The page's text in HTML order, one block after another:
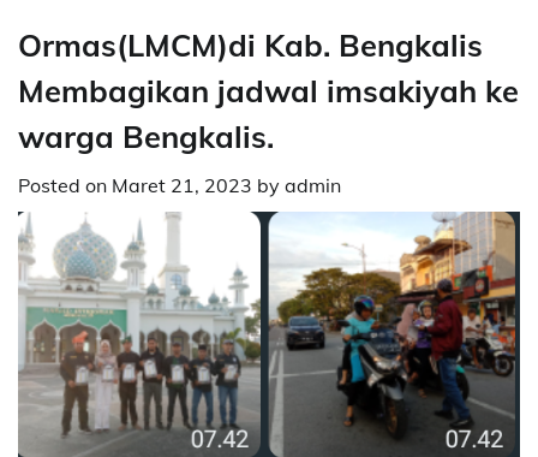
Ormas(LMCM)di Kab. Bengkalis
Membagikan jadwal imsakiyah ke
warga Bengkalis.
Posted on Maret 21, 2023 by admin